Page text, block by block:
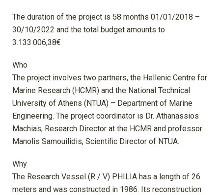
The duration of the project is 58 months 01/01/2018 –
30/10/2022 and the total budget amounts to
3.133.006,38€
Who
The project involves two partners, the Hellenic Centre for
Marine Research (HCMR) and the National Technical
University of Athens (NTUA) – Department of Marine
Engineering. The project coordinator is Dr. Athanassios
Machias, Research Director at the HCMR and professor
Manolis Samouilidis, Scientific Director of NTUA.
Why
The Research Vessel (R / V) PHILIA has a length of 26
meters and was constructed in 1986. Its reconstruction